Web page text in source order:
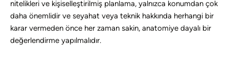
nitelikleri ve kişiselleştirilmiş planlama, yalnızca konumdan çok
daha önemlidir ve seyahat veya teknik hakkında herhangi bir
karar vermeden önce her zaman sakin, anatomiye dayalı bir
değerlendirme yapılmalıdır.